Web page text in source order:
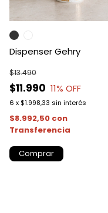
Dispenser Gehry
$11.990
$13.490
11% OFF
6 x $1.998,33 sin interés
$8.992,50 con
Transferencia
Comprar